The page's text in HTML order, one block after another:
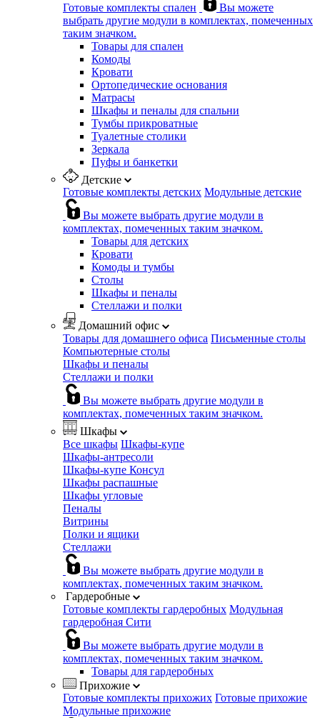
Готовые комплекты спален
Вы можете
выбрать другие модули в комплектах, помеченных
таким значком.
Товары для спален
Комоды
Кровати
Ортопедические основания
Матрасы
Шкафы и пеналы для спальни
Тумбы прикроватные
Туалетные столики
Зеркала
Пуфы и банкетки
Детские
Готовые комплекты детских Модульные детские
Вы можете выбрать другие модули в
комплектах, помеченных таким значком.
Товары для детских
Кровати
Комоды и тумбы
Столы
Шкафы и пеналы
Стеллажи и полки
Домашний офис
Товары для домашнего офиса Письменные столы
Компьютерные столы
Шкафы и пеналы
Стеллажи и полки
Вы можете выбрать другие модули в
комплектах, помеченных таким значком.
Шкафы
Все шкафы Шкафы-купе
Шкафы-антресоли
Шкафы-купе Консул
Шкафы распашные
Шкафы угловые
Пеналы
Витрины
Полки и ящики
Стеллажи
Вы можете выбрать другие модули в
комплектах, помеченных таким значком.
Гардеробные
Готовые комплекты гардеробных Модульная
гардеробная Сити
Вы можете выбрать другие модули в
комплектах, помеченных таким значком.
Товары для гардеробных
Прихожие
Готовые комплекты прихожих Готовые прихожие
Модульные прихожие